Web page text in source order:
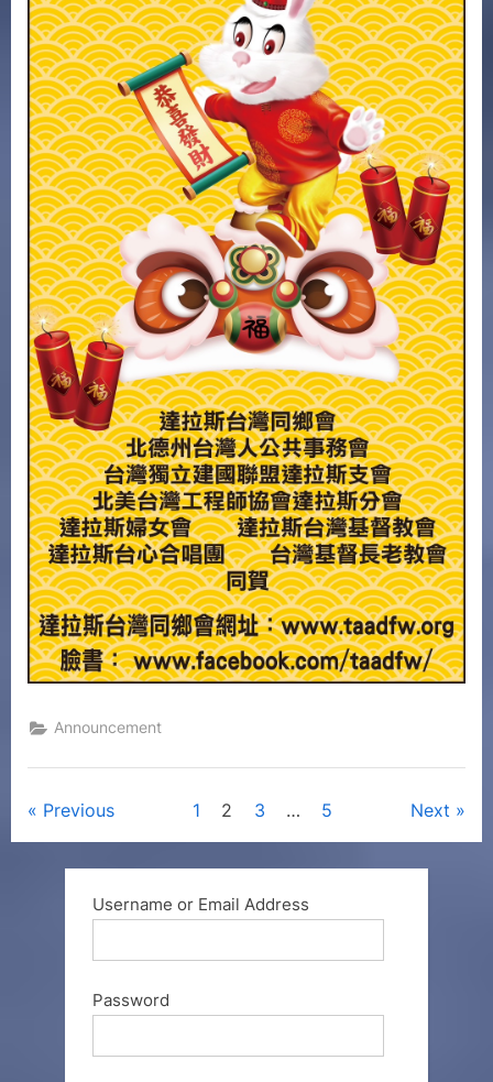
Announcement
Previous 1 2 3 … 5 Next
Username or Email Address
Password